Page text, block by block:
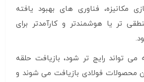
مکانیزه، فناوری های بهبود یافته
تر یا هوشمندتر و کارآمدتر برای
می تواند رایج تر شود، بازیافت حلقه
محصولات فولادی بازیافت می شوند و